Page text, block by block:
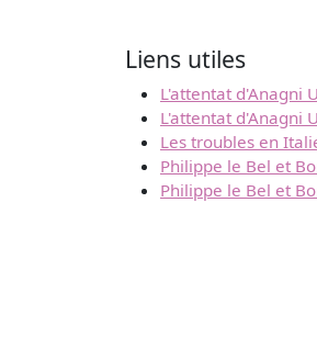
Liens utiles
L'attentat d'Anagni
L'attentat d'Anagni
Les troubles en
Philippe le Bel et
Philippe le Bel et